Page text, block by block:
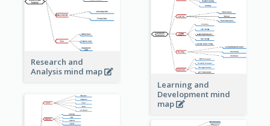
Research and
Analysis mind map
Learning and
Development mind
map